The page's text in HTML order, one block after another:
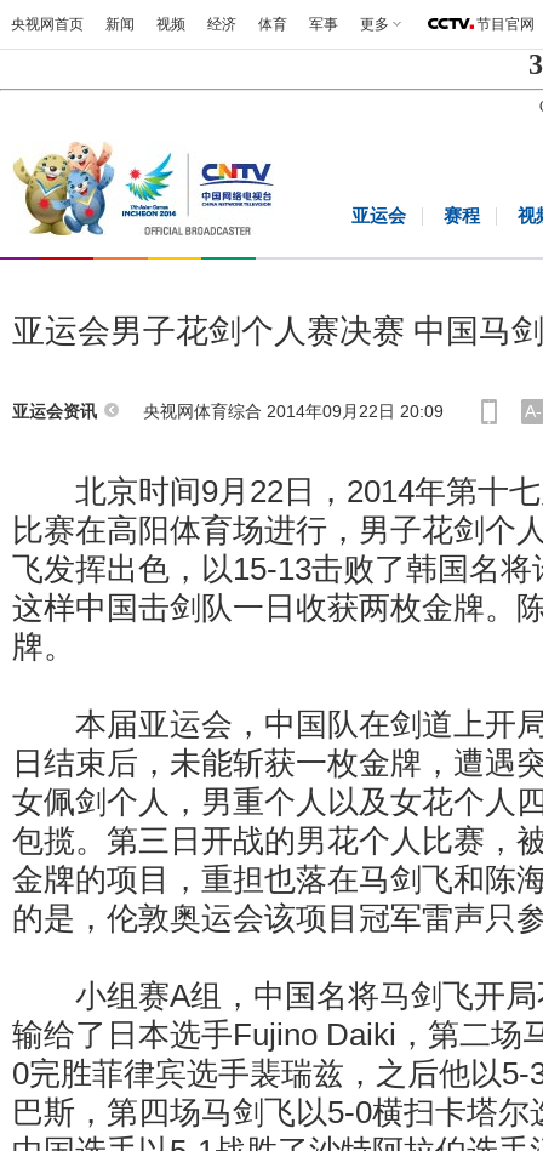
央视网首页 新闻 视频 经济 体育 军事 更多 节目官网
亚运会 赛程 视
亚运会男子花剑个人赛决赛 中国马
亚运会资讯 央视网体育综合 2014年09月22日 20:09 A-
北京时间9月22日，2014年第十七
比赛在高阳体育场进行，男子花剑个
飞发挥出色，以15-13击败了韩国名
这样中国击剑队一日收获两枚金牌。
牌。
本届亚运会，中国队在剑道上开
日结束后，未能斩获一枚金牌，遭遇
女佩剑个人，男重个人以及女花个人
包揽。第三日开战的男花个人比赛，
金牌的项目，重担也落在马剑飞和陈
的是，伦敦奥运会该项目冠军雷声只
小组赛A组，中国名将马剑飞开局
输给了日本选手Fujino Daiki，第二场
0完胜菲律宾选手裴瑞兹，之后他以5-
巴斯，第四场马剑飞以5-0横扫卡塔